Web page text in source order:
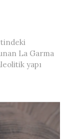
La Garma
yapı